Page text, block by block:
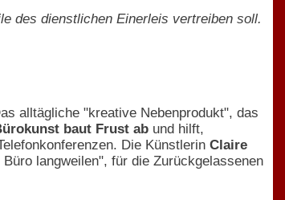
des dienstlichen Einerleis vertreiben soll.
alltägliche "kreative Nebenprodukt", das
baut Frust ab und hilft,
Die Künstlerin Claire
langweilen", für die Zurückgelassenen